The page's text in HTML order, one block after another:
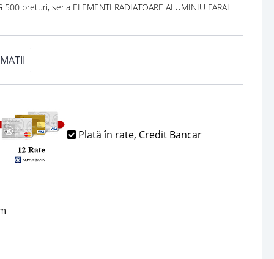
500 preturi, seria ELEMENTI RADIATOARE ALUMINIU FARAL
Plată în rate, Credit Bancar